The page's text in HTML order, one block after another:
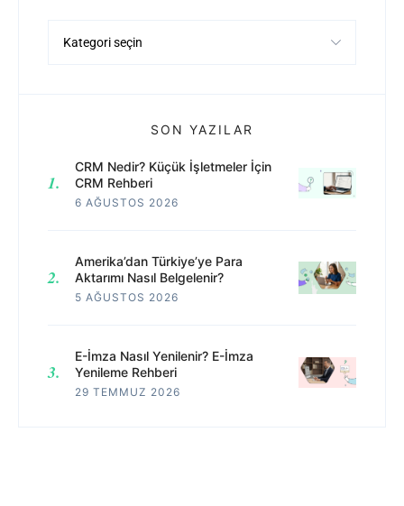
SON YAZILAR
CRM Nedir? Küçük İşletmeler İçin
CRM Rehberi
6 AĞUSTOS 2026
Amerika’dan Türkiye’ye Para
Aktarımı Nasıl Belgelenir?
5 AĞUSTOS 2026
E-İmza Nasıl Yenilenir? E-İmza
Yenileme Rehberi
29 TEMMUZ 2026